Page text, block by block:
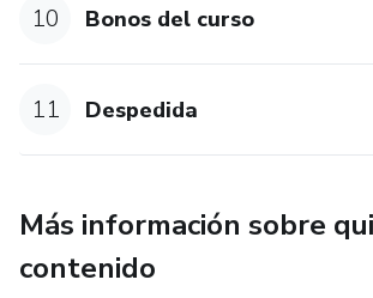
10 Bonos del curso
11 Despedida
Más información sobre
contenido